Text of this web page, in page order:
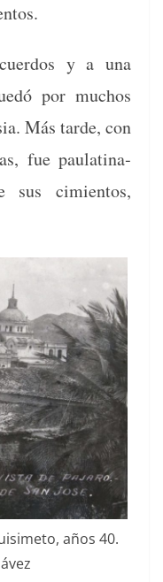
y a una
por muchos
Más tarde, con
fue pau­lati­na­
sus cimien­tos,
años 40.